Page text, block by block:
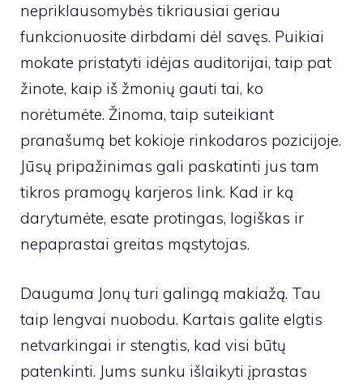
nepriklausomybės tikriausiai geriau
funkcionuosite dirbdami dėl savęs. Puikiai
mokate pristatyti idėjas auditorijai, taip pat
žinote, kaip iš žmonių gauti tai, ko
norėtumėte. Žinoma, taip suteikiant
pranašumą bet kokioje rinkodaros pozicijoje.
Jūsų pripažinimas gali paskatinti jus tam
tikros pramogų karjeros link. Kad ir ką
darytumėte, esate protingas, logiškas ir
nepaprastai greitas mąstytojas.
Dauguma Jonų turi galingą makiažą. Tau
taip lengvai nuobodu. Kartais galite elgtis
netvarkingai ir stengtis, kad visi būtų
patenkinti. Jums sunku išlaikyti įprastas